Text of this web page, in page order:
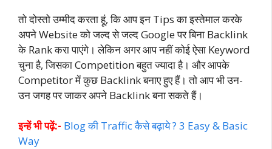
तो दोस्तो उम्मीद करता हूं, कि आप इन Tips का इस्तेमाल करके
अपने Website को जल्द से जल्द Google पर बिना Backlink
के Rank करा पाएंगे। लेकिन अगर आप नहीं कोई ऐसा Keyword
चुना है, जिसका Competition बहुत ज्यादा है। और आपके
Competitor में कुछ Backlink बनाए हुए हैं। तो आप भी उन-
उन जगह पर जाकर अपने Backlink बना सकते हैं।
इन्हें भी पढ़ें:- Blog की Traffic कैसे बढ़ाये ? 3 Easy & Basic
Way